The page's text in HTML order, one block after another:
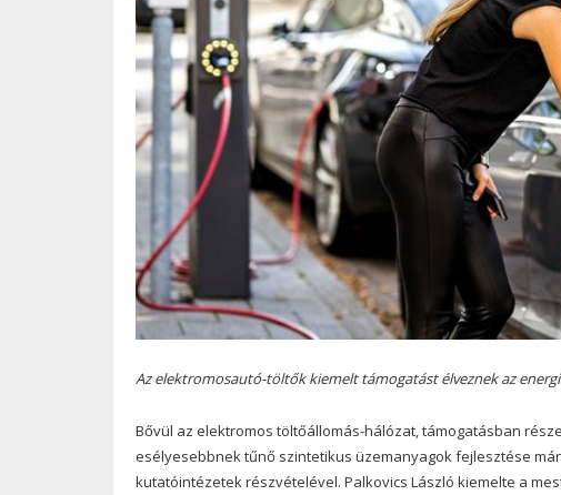
Az elektromosautó-töltők kiemelt támogatást élveznek az
Bővül az elektromos töltőállomás-hálózat, támogatásban
esélyesebbnek tűnő szintetikus üzemanyagok fejlesztése
kutatóintézetek részvételével. Palkovics László kiemelte a